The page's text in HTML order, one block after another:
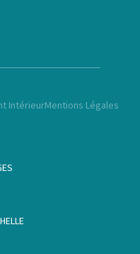
IntérieurMentions Légales